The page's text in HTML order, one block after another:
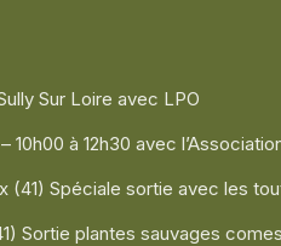
Sur Loire avec LPO
10h00 à 12h30 avec
(41) Spéciale sortie avec les
Sortie plantes sauvages